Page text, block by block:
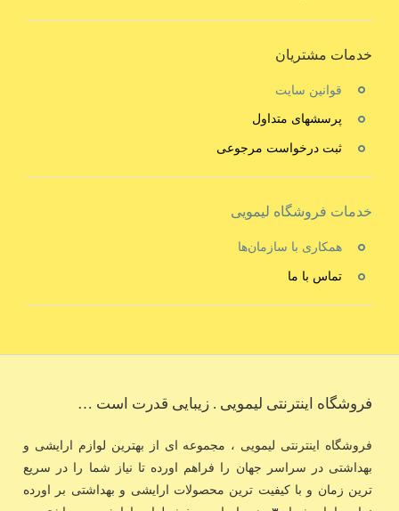
خدمات مشتریان
قوانین سایت
پرسشهای متداول
ثبت درخواست مرجوعی
خدمات فروشگاه لیمویی
همکاری با سازمان‌ها
تماس با ما
فروشگاه اینترنتی لیمویی . زیبایی قدرت است …
فروشگاه اینترنتی لیمویی ، مجموعه ای از بهترین لوازم ارایشی و
بهداشتی در سراسر جهان را فراهم اورده تا نیاز شما را در سریع
ترین زمان و با کیفیت ترین محصولات ارایشی و بهداشتی بر اورده